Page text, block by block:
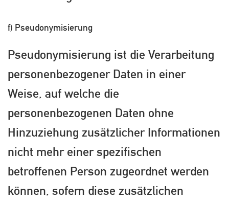
f) Pseudonymisierung
Pseudonymisierung ist die Verarbeitung
personenbezogener Daten in einer
Weise, auf welche die
personenbezogenen Daten ohne
Hinzuziehung zusätzlicher Informationen
nicht mehr einer spezifischen
betroffenen Person zugeordnet werden
können, sofern diese zusätzlichen